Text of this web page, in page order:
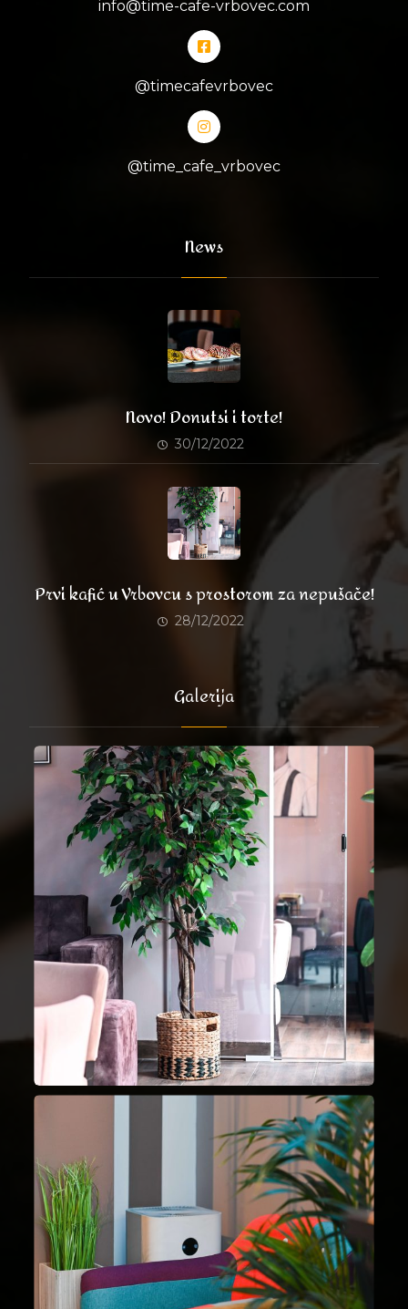
info@time-cafe-vrbovec.com
@timecafevrbovec
@time_cafe_vrbovec
News
Novo! Donutsi i torte!
30/12/2022
Prvi kafić u Vrbovcu s prostorom za nepušače!
28/12/2022
Galerija